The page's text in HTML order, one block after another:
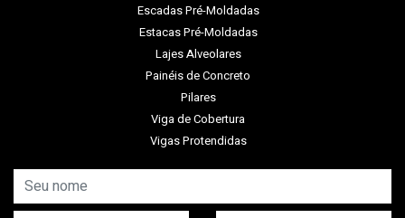
Escadas Pré-Moldadas
Estacas Pré-Moldadas
Lajes Alveolares
Painéis de Concreto
Pilares
Viga de Cobertura
Vigas Protendidas